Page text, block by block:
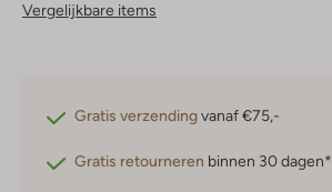
Vergelijkbare items
Gratis verzendingvanaf €75,-
Gratis retourneren binnen 30 dagen*